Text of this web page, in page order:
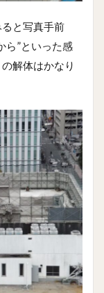
と写真手前
ら”といった感
解体はかなり